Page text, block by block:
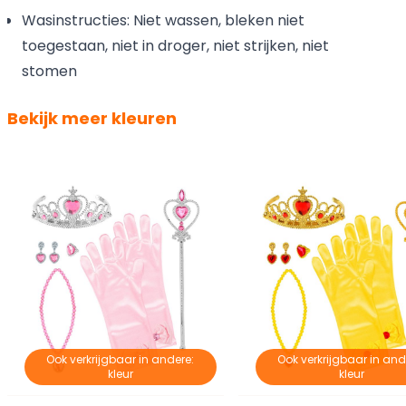
Wasinstructies: Niet wassen, bleken niet
toegestaan, niet in droger, niet strijken, niet
stomen
Bekijk meer kleuren
Ook verkrijgbaar in andere:
kleur
Ook verkrijgbaar in
kleur